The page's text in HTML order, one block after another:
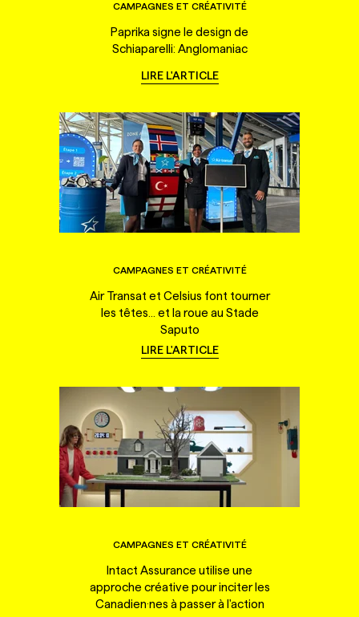
CAMPAGNES ET CRÉATIVITÉ
Paprika signe le design de
Schiaparelli: Anglomaniac
LIRE L'ARTICLE
CAMPAGNES ET CRÉATIVITÉ
Air Transat et Celsius font tourner
les têtes... et la roue au Stade
Saputo
LIRE L'ARTICLE
CAMPAGNES ET CRÉATIVITÉ
Intact Assurance utilise une
approche créative pour inciter les
Canadien·nes à passer à l'action